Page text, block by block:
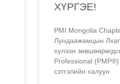
ХҮРГЭЕ!
PMI Mongolia
Лундаажамцын
хүлээн
Professional (PMP®)
сэтгэлийн халуун